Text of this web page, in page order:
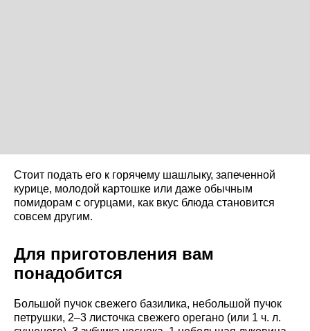
Стоит подать его к горячему шашлыку, запеченной
курице, молодой картошке или даже обычным
помидорам с огурцами, как вкус блюда становится
совсем другим.
Для приготовления вам
понадобится
Большой пучок свежего базилика, небольшой пучок
петрушки, 2–3 листочка свежего орегано (или 1 ч. л.